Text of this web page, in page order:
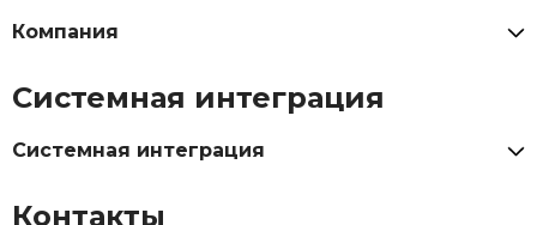
Компания
Системная интеграция
Системная интеграция
Контакты